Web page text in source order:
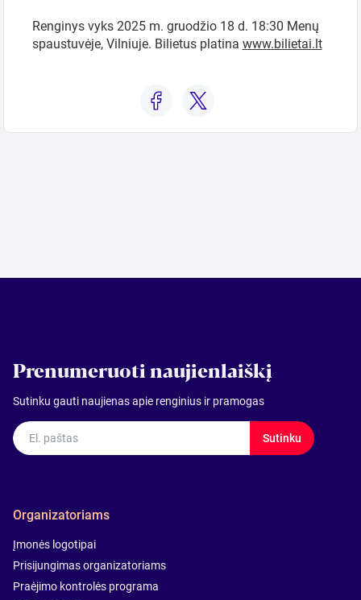
Renginys vyks 2025 m. gruodžio 18 d. 18:30 Menų
spaustuvėje, Vilniuje. Bilietus platina www.bilietai.lt
Prenumeruoti naujienlaiškį
Sutinku gauti naujienas apie renginius ir pramogas
El. paštas Sutinku
Organizatoriams
Įmonės logotipai
Prisijungimas organizatoriams
Praėjimo kontrolės programa